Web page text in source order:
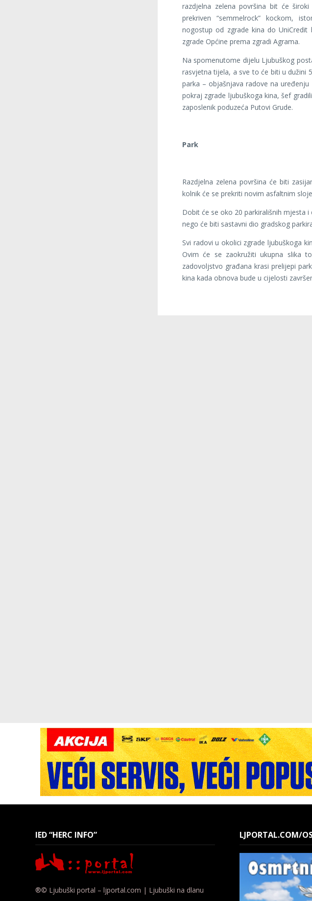
razdjelna zelena površina bit će
prekriven “semmelrock” kockom,
nogostup od zgrade kina do
zgrade Općine prema zgradi Agrama.
Na spomenutome dijelu Ljubuškog
rasvjetna tijela, a sve to će biti u dužini
parka – objašnjava radove na
pokraj zgrade ljubuškoga kina, šef
zaposlenik poduzeća Putovi Grude.
Park
Razdjelna zelena površina će biti
kolnik će se prekriti novim asfaltnim
Dobit će se oko 20 parkirališnih mjesta
nego će biti sastavni dio gradskog
Svi radovi u okolici zgrade ljubuškoga
Ovim će se zaokružiti ukupna slika
zadovoljstvo građana krasi prelijepi
kina kada obnova bude u cijelosti
IED “HERC INFO”
®© Ljubuški portal – ljportal.com | Ljubuški na dlanu
LJPORTAL.COM/